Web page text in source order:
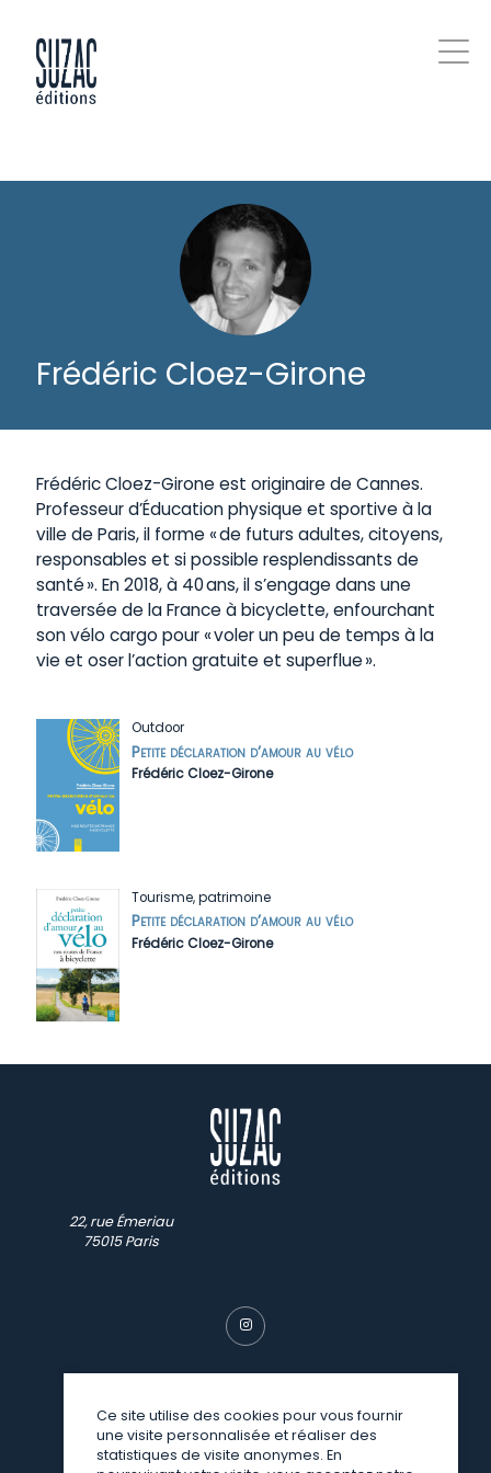
Frédéric Cloez-Girone
Frédéric Cloez-Girone est originaire de Cannes.
Professeur d’Éducation physique et sportive à la
ville de Paris, il forme « de futurs adultes, citoyens,
responsables et si possible resplendissants de
santé ». En 2018, à 40 ans, il s’engage dans une
traversée de la France à bicyclette, enfourchant
son vélo cargo pour « voler un peu de temps à la
vie et oser l’action gratuite et superflue ».
Outdoor
Petite déclaration d’amour au vélo
Frédéric Cloez-Girone
Tourisme, patrimoine
Petite déclaration d’amour au vélo
Frédéric Cloez-Girone
22, rue Émeriau
75015 Paris
© SUZAC 2026
Ce site utilise des cookies pour vous fournir
une visite personnalisée et réaliser des
statistiques de visite anonymes. En